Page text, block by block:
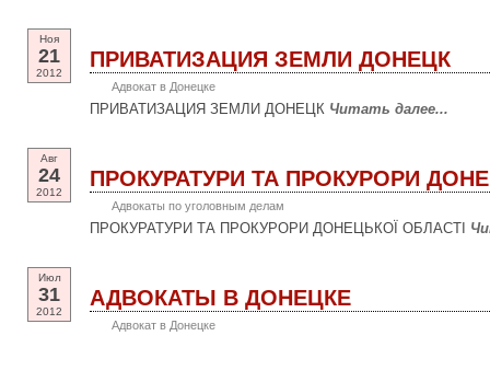
Ноя
21
2012
ПРИВАТИЗАЦИЯ ЗЕМЛИ ДОНЕЦК
Адвокат в Донецке
ПРИВАТИЗАЦИЯ ЗЕМЛИ ДОНЕЦК Читать далее...
Авг
24
2012
ПРОКУРАТУРИ ТА ПРОКУРОРИ
Адвокаты по уголовным делам
ПРОКУРАТУРИ ТА ПРОКУРОРИ ДОНЕЦЬКОЇ ОБЛАСТІ
Июл
31
2012
АДВОКАТЫ В ДОНЕЦКЕ
Адвокат в Донецке